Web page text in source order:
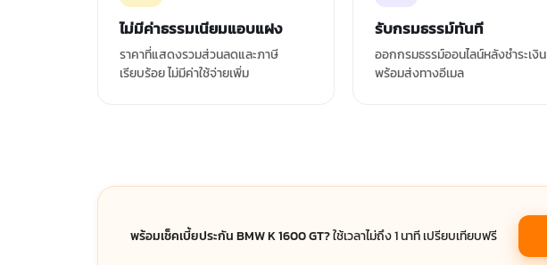
ไม่มีค่าธรรมเนียมแอบแฝง
ราคาที่แสดงรวมส่วนลดและภาษี
เรียบร้อย ไม่มีค่าใช้จ่ายเพิ่ม
รับกรมธรรม์ทันที
ออกกรมธรรม์ออนไลน์หลังชำระเงิน
พร้อมส่งทางอีเมล
พร้อมเช็คเบี้ยประกัน BMW K 1600 GT?ใช้เวลาไม่ถึง 1 นาที เปรียบเทียบฟรี